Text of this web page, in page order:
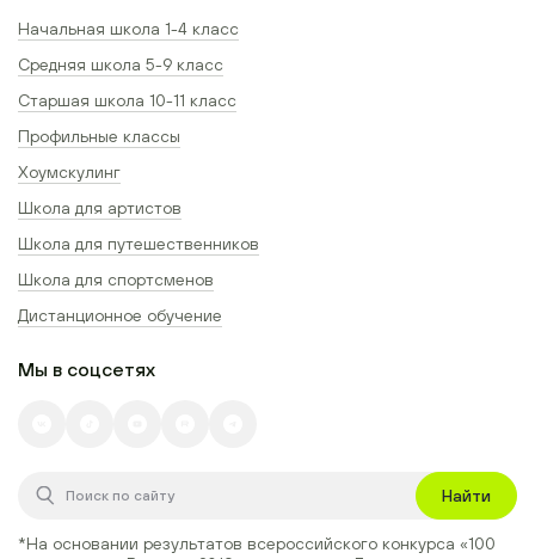
Начальная школа 1-4 класс
Средняя школа 5-9 класс
Старшая школа 10-11 класс
Профильные классы
Хоумскулинг
Школа для артистов
Школа для путешественников
Школа для спортсменов
Дистанционное обучение
Мы в соцсетях
Найти
*На основании результатов всероссийского конкурса «100